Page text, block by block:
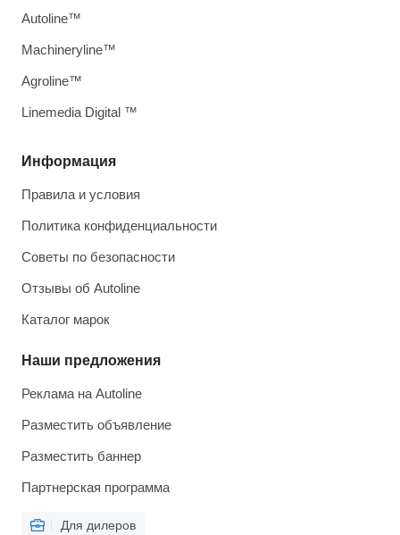
Информация
Правила и условия
Политика конфиденциальности
Советы по безопасности
Отзывы об Autoline
Каталог марок
Наши предложения
Реклама на Autoline
Разместить объявление
Разместить баннер
Партнерская программа
Для дилеров
Autoline™
Machineryline™
Agroline™
Linemedia Digital ™